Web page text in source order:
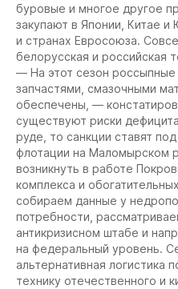
буровые и многое другое
закупают в Японии, Китае
и странах Евросоюза.
белорусская и российская
— На этот сезон россыпные
запчастями, смазочными
обеспечены, —
существуют риски
руде, то санкции ставят
флотации на Маломырском
возникнуть в работе
комплекса и
собираем данные у
потребности,
антикризисном штабе и
на федеральный уровень.
альтернативная логистика
технику отечественного и